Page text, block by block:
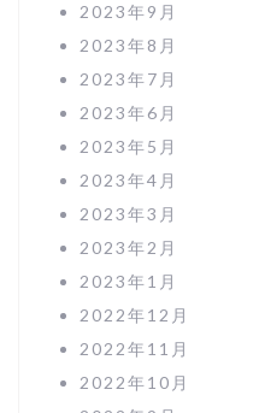
2023年9月
2023年8月
2023年7月
2023年6月
2023年5月
2023年4月
2023年3月
2023年2月
2023年1月
2022年12月
2022年11月
2022年10月